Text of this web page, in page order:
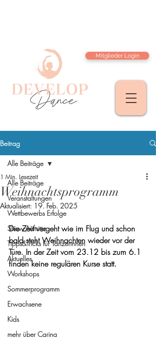
Mitglieder Login
Beitrag
Alle Beiträge
Veranstaltungen
Wettbewerbs Erfolge
Show-Auftritte
Tipps&Tricks für Tänzerinnen
Aktuelles
Workshops
Sommerprogramm
Erwachsene
Kids
mehr über Carina
Alle Beiträge
Weihnachtsprogramm
1 Min. Lesezeit
Aktualisiert: 19. Feb. 2025
Die Zeit vergeht wie im Flug und schon
bald steht Weihnachten wieder vor der
Türe. In der Zeit vom 23.12 bis zum 6.1
finden keine regulären Kurse statt.